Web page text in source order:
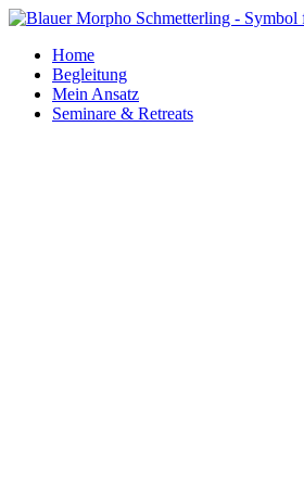
Home
Begleitung
Mein Ansatz
Seminare & Retreats